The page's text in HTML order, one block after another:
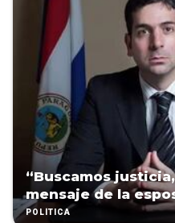
“Buscamos
mensaje de la
POLÍTICA